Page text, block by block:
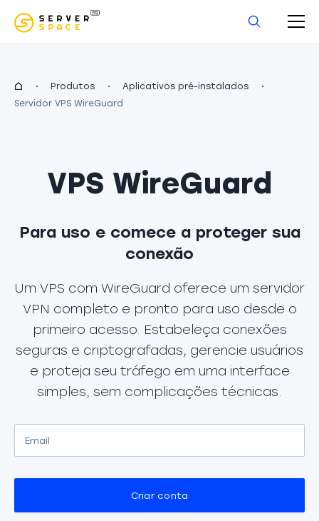
Produtos
Aplicativos pré-instalados
Servidor VPS WireGuard
VPS WireGuard
Para uso e comece a proteger sua
conexão
Um VPS com WireGuard oferece um servidor
VPN completo e pronto para uso desde o
primeiro acesso. Estabeleça conexões
seguras e criptografadas, gerencie usuários
e proteja seu tráfego em uma interface
simples, sem complicações técnicas.
Criar conta